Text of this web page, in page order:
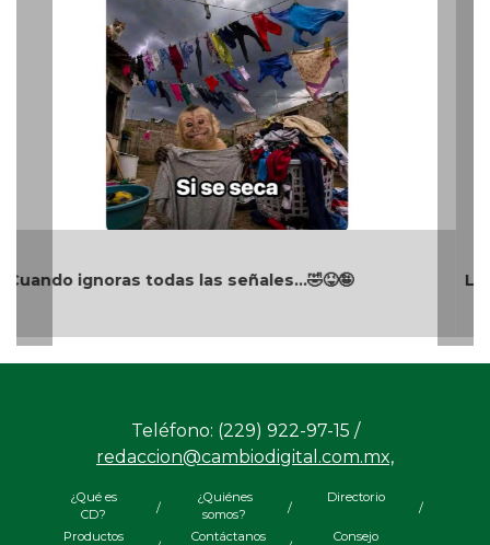
La mañanera de Claudia Sheinbaum 05/08/2026
Teléfono: (229) 922-97-15 /
redaccion@cambiodigital.com.mx,
¿Qué es
CD?
/
¿Quiénes
somos?
/
Directorio
/
Productos
Contáctanos Consejo